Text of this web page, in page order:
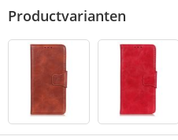
Productvarianten